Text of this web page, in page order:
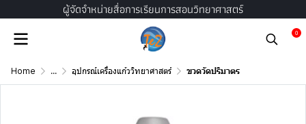
ผู้จัดจำหน่ายสื่อการเรียนการสอนวิทยาศาสตร์
0
Home ... อุปกรณ์เครื่องแก้ววิทยาศาสตร์ ขวดวัดปริมาตร